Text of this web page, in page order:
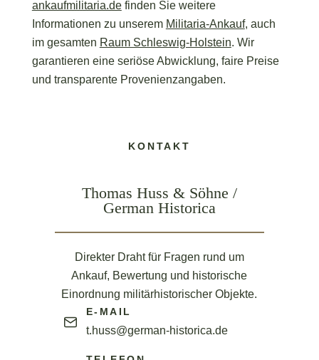
ankaufmilitaria.definden Sie weitere
Informationen zu unserem Militaria-Ankauf, auch
im gesamten Raum Schleswig-Holstein. Wir
garantieren eine seriöse Abwicklung, faire Preise
und transparente Provenienzangaben.
KONTAKT
Thomas Huss & Söhne /
German Historica
Direkter Draht für Fragen rund um
Ankauf, Bewertung und historische
Einordnung militärhistorischer Objekte.
E-MAIL
t.huss@german-historica.de